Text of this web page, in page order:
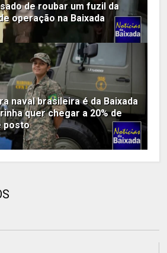
de roubar um fuzil da
operação na Baixada
naval brasileira é da Baixada
quer chegar a 20% de
posto